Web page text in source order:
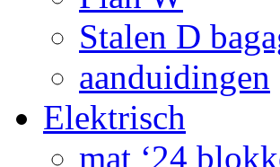
Stalen D
aanduidingen
Elektrisch
mat ‘24